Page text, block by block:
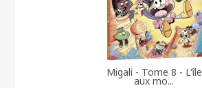
Migali - Tome 8 - L'île
aux mo...